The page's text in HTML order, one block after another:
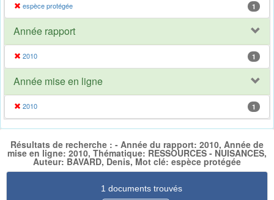
espèce protégée 1
Année rapport
2010 1
Année mise en ligne
2010 1
Résultats de recherche : - Année du rapport: 2010, Année de
mise en ligne: 2010, Thématique: RESSOURCES - NUISANCES,
Auteur: BAVARD, Denis, Mot clé: espèce protégée
1 documents trouvés